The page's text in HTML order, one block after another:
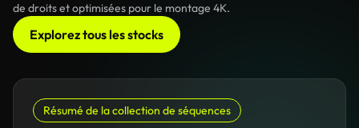
de droits et optimisées pour le montage 4K.
Explorez tous les stocks
Résumé de la collection de séquences